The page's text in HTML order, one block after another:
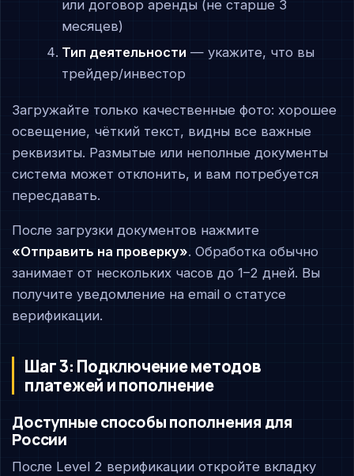
или договор аренды (не старше 3
месяцев)
Тип деятельности — укажите, что вы
трейдер/инвестор
Загружайте только качественные фото: хорошее
освещение, чёткий текст, видны все важные
реквизиты. Размытые или неполные документы
система может отклонить, и вам потребуется
пересдавать.
После загрузки документов нажмите
«Отправить на проверку». Обработка обычно
занимает от нескольких часов до 1–2 дней. Вы
получите уведомление на email о статусе
верификации.
Шаг 3: Подключение методов
платежей и пополнение
Доступные способы пополнения для
России
После Level 2 верификации откройте вкладку